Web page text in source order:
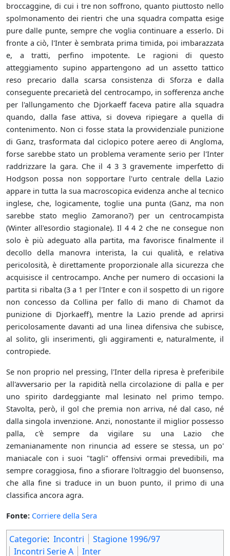
broccaggine, di cui i tre non soffrono, quanto piuttosto nello
spolmonamento dei rientri che una squadra compatta esige
pure dalle punte, sempre che voglia continuare a esserlo. Di
fronte a ciò, l'Inter è sembrata prima timida, poi imbarazzata
e, a tratti, perfino impotente. Le ragioni di questo
atteggiamento supino appartengono ad un assetto tattico
reso precario dalla scarsa consistenza di Sforza e dalla
conseguente precarietà del centrocampo, in sofferenza anche
per l'allungamento che Djorkaeff faceva patire alla squadra
quando, dalla fase attiva, si doveva ripiegare a quella di
contenimento. Non ci fosse stata la provvidenziale punizione
di Ganz, trasformata dal ciclopico potere aereo di Angloma,
forse sarebbe stato un problema veramente serio per l'Inter
raddrizzare la gara. Che il 4 3 3 gravemente imperfetto di
Hodgson possa non sopportare l'urto centrale della Lazio
appare in tutta la sua macroscopica evidenza anche al tecnico
inglese, che, logicamente, toglie una punta (Ganz, ma non
sarebbe stato meglio Zamorano?) per un centrocampista
(Winter all'esordio stagionale). Il 4 4 2 che ne consegue non
solo è più adeguato alla partita, ma favorisce finalmente il
decollo della manovra interista, la cui qualità, e relativa
pericolosità, è direttamente proporzionale alla sicurezza che
acquisisce il centrocampo. Anche per numero di occasioni la
partita si ribalta (3 a 1 per l'Inter e con il sospetto di un rigore
non concesso da Collina per fallo di mano di Chamot da
punizione di Djorkaeff), mentre la Lazio prende ad aprirsi
pericolosamente davanti ad una linea difensiva che subisce,
al solito, gli inserimenti, gli aggiramenti e, naturalmente, il
contropiede.
Se non proprio nel pressing, l'Inter della ripresa è preferibile
all'avversario per la rapidità nella circolazione di palla e per
uno spirito dardeggiante mal lesinato nel primo tempo.
Stavolta, però, il gol che premia non arriva, né dal caso, né
dalla singola invenzione. Anzi, nonostante il miglior possesso
palla, c'è sempre da vigilare su una Lazio che
zemanianamente non rinuncia ad essere se stessa, un po'
maniacale con i suoi "tagli" offensivi ormai prevedibili, ma
sempre coraggiosa, fino a sfiorare l'oltraggio del buonsenso,
che alla fine si traduce in un buon punto, il primo di una
classifica ancora agra.
Fonte: Corriere della Sera
Categorie: Incontri
Stagione 1996/97
Incontri Serie A
Inter